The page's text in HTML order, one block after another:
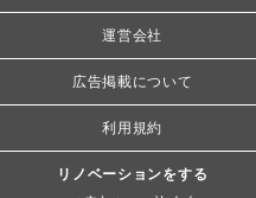
運営会社
広告掲載について
利用規約
リノベーションをする